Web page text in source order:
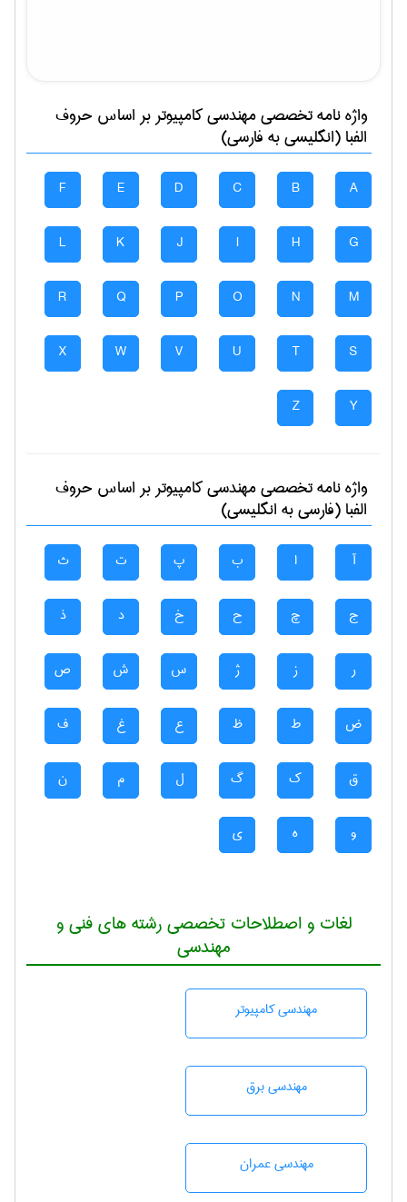
واژه نامه تخصصیمهندسی كامپيوتربر اساس حروف
الفبا (انگلیسی به فارسی)
A
B
C
D
E
F
G
H
I
J
K
L
M
N
O
P
Q
R
S
T
U
V
W
X
Y
Z
واژه نامه تخصصیمهندسی كامپيوتربر اساس حروف
الفبا (فارسی به انگلیسی)
آ ا ب پ ت ث
ج چ ح خ د ذ
ر ز ژ س ش ص
ض ط ظ ع غ ف
ق ک گ ل م ن
و ه ی
لغات و اصطلاحات تخصصی رشته های فنی و
مهندسی
مهندسی كامپيوتر
مهندسی برق
مهندسی عمران